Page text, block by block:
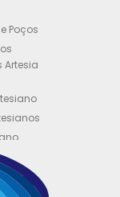
Poços
Artesia